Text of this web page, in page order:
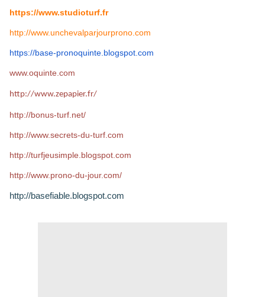
https://www.studioturf.fr
http://www.unchevalparjourprono.com
https://base-pronoquinte. blogspot.com
www.oquinte.com
http://www.zepapier.fr/
http://bonus-turf.net/
http://www.secrets-du-turf.com
http://turfjeusimple.blogspot.com
http://www.prono-du-jour.com/
http://basefiable.blogspot.com